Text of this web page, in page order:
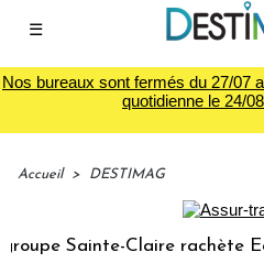
☰
Nos bureaux sont fermés du 27/07
quotidienne le 24/
Accueil > DESTIMAG
Sainte-Claire rachète